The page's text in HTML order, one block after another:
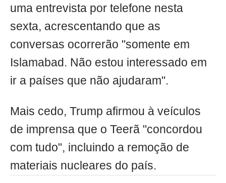
uma entrevista por telefone nesta
sexta, acrescentando que as
conversas ocorrerão "somente em
Islamabad. Não estou interessado em
ir a países que não ajudaram".
Mais cedo, Trump afirmou à veículos
de imprensa que o Teerã "concordou
com tudo", incluindo a remoção de
materiais nucleares do país.